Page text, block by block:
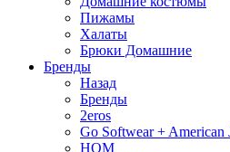
Пижамы
Халаты
Брюки Домашние
Бренды
Назад
Бренды
2eros
Go Softwear + American
HOM